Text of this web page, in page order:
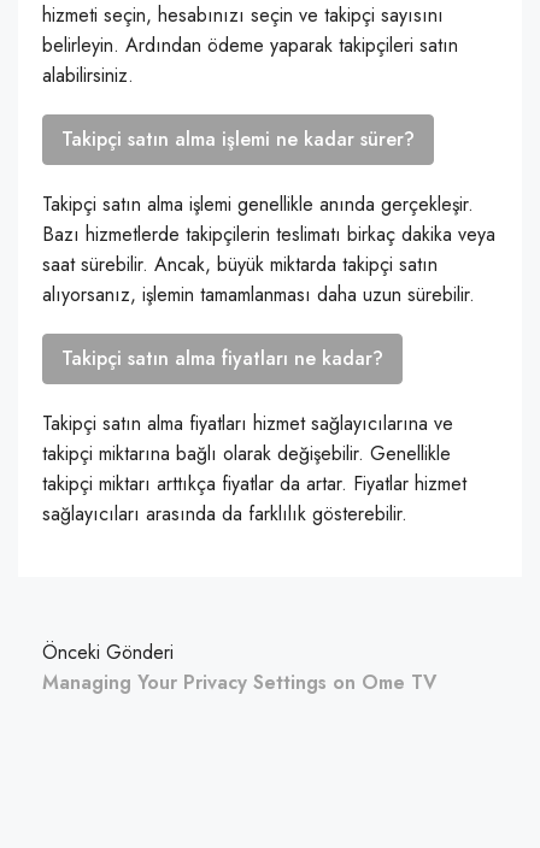
hizmeti seçin, hesabınızı seçin ve takipçi sayısını
belirleyin. Ardından ödeme yaparak takipçileri satın
alabilirsiniz.
Takipçi satın alma işlemi ne kadar sürer?
Takipçi satın alma işlemi genellikle anında gerçekleşir.
Bazı hizmetlerde takipçilerin teslimatı birkaç dakika veya
saat sürebilir. Ancak, büyük miktarda takipçi satın
alıyorsanız, işlemin tamamlanması daha uzun sürebilir.
Takipçi satın alma fiyatları ne kadar?
Takipçi satın alma fiyatları hizmet sağlayıcılarına ve
takipçi miktarına bağlı olarak değişebilir. Genellikle
takipçi miktarı arttıkça fiyatlar da artar. Fiyatlar hizmet
sağlayıcıları arasında da farklılık gösterebilir.
Önceki Gönderi
Managing Your Privacy Settings on Ome TV